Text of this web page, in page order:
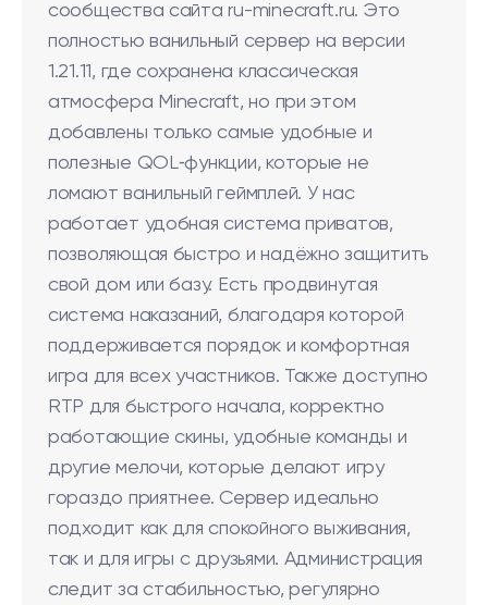
сообщества сайта ru-minecraft.ru. Это
полностью ванильный сервер на версии
1.21.11, где сохранена классическая
атмосфера Minecraft, но при этом
добавлены только самые удобные и
полезные QOL‑функции, которые не
ломают ванильный геймплей. У нас
работает удобная система приватов,
позволяющая быстро и надёжно защитить
свой дом или базу. Есть продвинутая
система наказаний, благодаря которой
поддерживается порядок и комфортная
игра для всех участников. Также доступно
RTP для быстрого начала, корректно
работающие скины, удобные команды и
другие мелочи, которые делают игру
гораздо приятнее. Сервер идеально
подходит как для спокойного выживания,
так и для игры с друзьями. Администрация
следит за стабильностью, регулярно